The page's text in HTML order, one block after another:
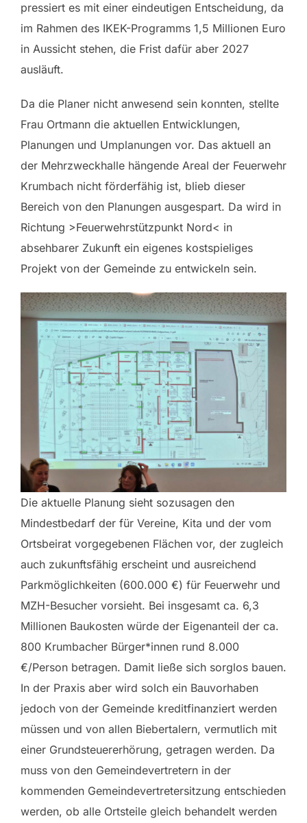
pressiert es mit einer eindeutigen Entscheidung, da
im Rahmen des IKEK-Programms 1,5 Millionen Euro
in Aussicht stehen, die Frist dafür aber 2027
ausläuft.
Da die Planer nicht anwesend sein konnten, stellte
Frau Ortmann die aktuellen Entwicklungen,
Planungen und Umplanungen vor. Das aktuell an
der Mehrzweckhalle hängende Areal der Feuerwehr
Krumbach nicht förderfähig ist, blieb dieser
Bereich von den Planungen ausgespart. Da wird in
Richtung >Feuerwehrstützpunkt Nord< in
absehbarer Zukunft ein eigenes kostspieliges
Projekt von der Gemeinde zu entwickeln sein.
Die aktuelle Planung sieht sozusagen den
Mindestbedarf der für Vereine, Kita und der vom
Ortsbeirat vorgegebenen Flächen vor, der zugleich
auch zukunftsfähig erscheint und ausreichend
Parkmöglichkeiten (600.000 €) für Feuerwehr und
MZH-Besucher vorsieht. Bei insgesamt ca. 6,3
Millionen Baukosten würde der Eigenanteil der ca.
800 Krumbacher Bürger*innen rund 8.000
€/Person betragen. Damit ließe sich sorglos bauen.
In der Praxis aber wird solch ein Bauvorhaben
jedoch von der Gemeinde kreditfinanziert werden
müssen und von allen Biebertalern, vermutlich mit
einer Grundsteuererhörung, getragen werden. Da
muss von den Gemeindevertretern in der
kommenden Gemeindevertretersitzung entschieden
werden, ob alle Ortsteile gleich behandelt werden